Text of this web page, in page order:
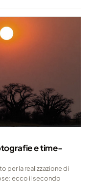
e time-
per la realizzazione di
ecco il secondo